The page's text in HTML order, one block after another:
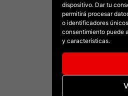
dispositivo. Dar tu
permitirá procesar
o identificadores
consentimiento puede
y características.